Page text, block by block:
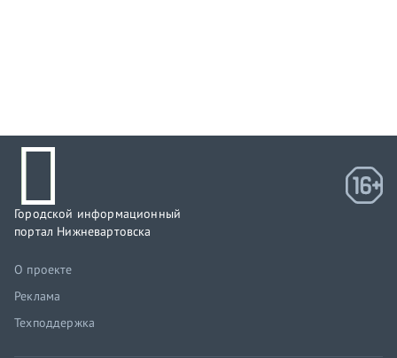
Городской информационный
портал Нижневартовска
О проекте
Реклама
Техподдержка